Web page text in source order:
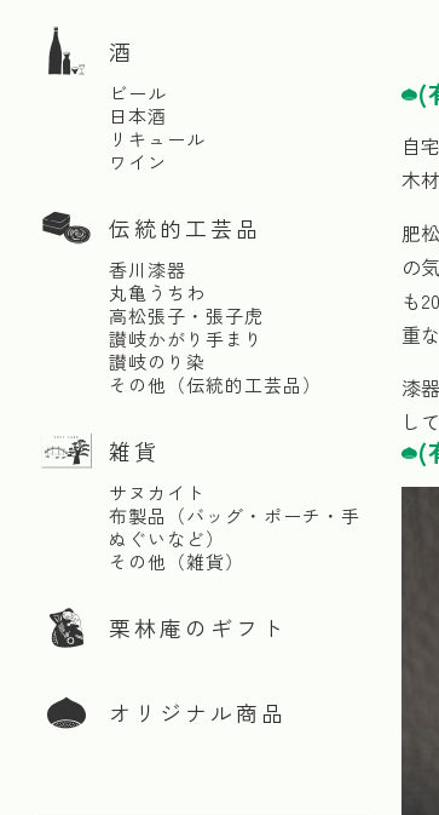
酒
ビール
日本酒
リキュール
ワイン
伝統的工芸品
香川漆器
丸亀うちわ
高松張子・張子虎
讃岐かがり手まり
讃岐のり染
その他（伝統的工芸品）
雑貨
サヌカイト
布製品（バッグ・ポーチ・手
ぬぐいなど）
その他（雑貨）
栗林庵のギフト
オリジナル商品
(
自
木
肥
の
も
重
漆
し
(